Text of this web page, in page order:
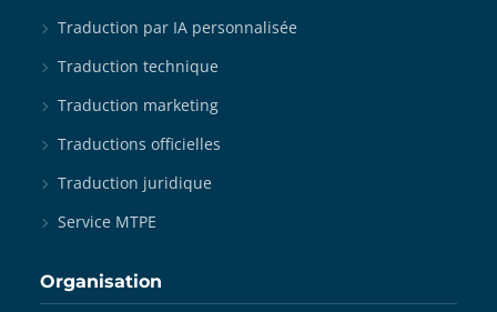
Traduction par IA personnalisée
Traduction technique
Traduction marketing
Traductions officielles
Traduction juridique
Service MTPE
Organisation